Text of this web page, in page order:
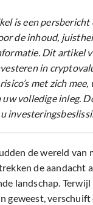
is een persbericht
de inhoud,
Dit artikel
in
met zich
volledige inleg.
de wereld van
de aandacht
landschap. Terwijl
geweest, verschuift